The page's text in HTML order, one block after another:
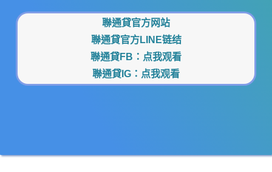
聯通貸官方网站
聯通貸官方LINE链结
聯通貸FB： 点我观看
聯通貸IG： 点我观看